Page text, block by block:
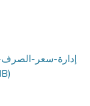
إدارة-سعر-الصرف-